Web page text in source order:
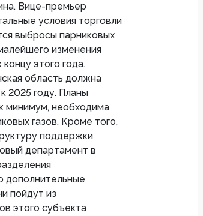
Вице-премьер
условия торговли
выбросы парниковых
изменения
этого года.
область должна
2025 году. Планы
минимум, необходима
газов. Кроме того,
поддержки
департамент в
дополнительные
пойдут из
этого субъекта